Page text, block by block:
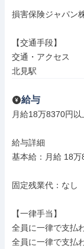
損害保険ジャパン
【交通手段】
交通・アクセス
北見駅
給与
月給18万8370円以
給与詳細
基本給：月給 18万
固定残業代：なし
【一律手当】
全員に一律で支払
全員に一律で支払